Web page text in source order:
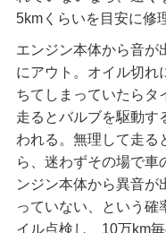
5kmくらいを目安に修
エンジン本体から音が
にアウト。オイル切れ
ちてしまっていたらタ
走るとバルブを駆動す
われる。無理して走る
ら、迷わずその場で車
ンジン本体から異音が
っていない、という確
イル点検し、10万km